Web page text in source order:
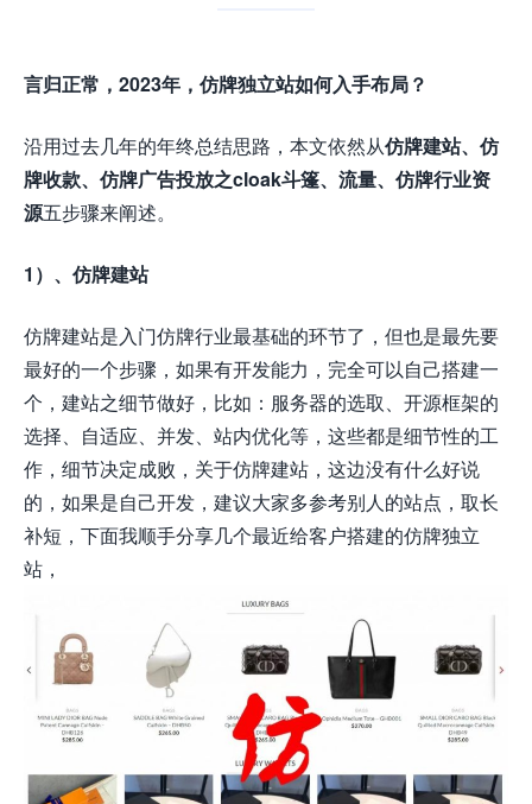
言归正常，2023年，仿牌独立站如何入手布局？
沿用过去几年的年终总结思路，本文依然从仿牌建站、仿
牌收款、仿牌广告投放之cloak斗篷、流量、仿牌行业资
源五步骤来阐述。
1）、仿牌建站
仿牌建站是入门仿牌行业最基础的环节了，但也是最先要
最好的一个步骤，如果有开发能力，完全可以自己搭建一
个，建站之细节做好，比如：服务器的选取、开源框架的
选择、自适应、并发、站内优化等，这些都是细节性的工
作，细节决定成败，关于仿牌建站，这边没有什么好说
的，如果是自己开发，建议大家多参考别人的站点，取长
补短，下面我顺手分享几个最近给客户搭建的仿牌独立
站，